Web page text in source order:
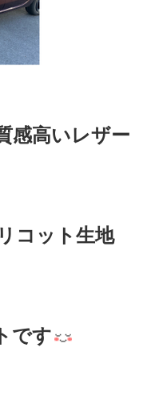
感高いレザー
コット生地
です